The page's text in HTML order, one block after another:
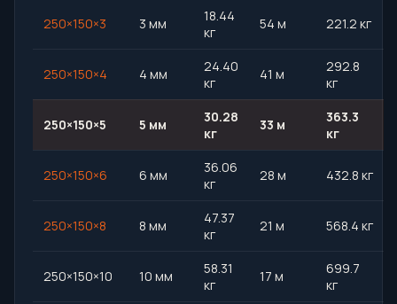
250×150×3 3 мм
18.44
кг
54 м 221.2 кг
250×150×4 4 мм
24.40
кг
41 м
292.8
кг
250×150×5 5 мм
30.28
кг
33 м
363.3
кг
250×150×6 6 мм
36.06
кг
28 м 432.8 кг
250×150×8 8 мм
47.37
кг
21 м 568.4 кг
250×150×10 10 мм
58.31
кг
17 м
699.7
кг